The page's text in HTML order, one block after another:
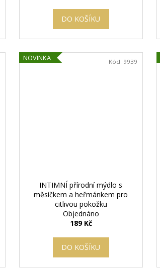
DO KOŠÍKU
NOVINKA
INTIMNÍ přírodní mýdlo s
měsíčkem a heřmánkem pro
citlivou pokožku
Objednáno
189 Kč
DO KOŠÍKU
Kód: 9939